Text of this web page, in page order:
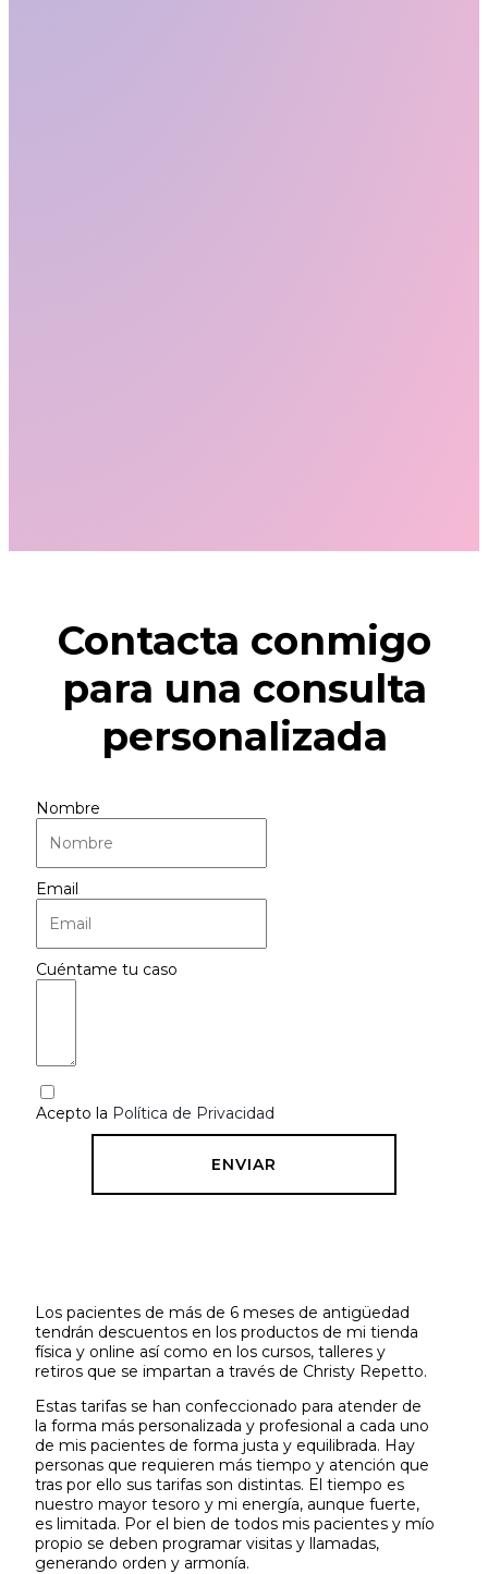
Contacta conmigo
para una consulta
personalizada
Nombre
Email
Cuéntame tu caso
Acepto la Política de Privacidad
ENVIAR
Los pacientes de más de 6 meses de antigüedad
tendrán descuentos en los productos de mi tienda
física y online así como en los cursos, talleres y
retiros que se impartan a través de Christy Repetto.
Estas tarifas se han confeccionado para atender de
la forma más personalizada y profesional a cada uno
de mis pacientes de forma justa y equilibrada. Hay
personas que requieren más tiempo y atención que
tras por ello sus tarifas son distintas. El tiempo es
nuestro mayor tesoro y mi energía, aunque fuerte,
es limitada. Por el bien de todos mis pacientes y mío
propio se deben programar visitas y llamadas,
generando orden y armonía.